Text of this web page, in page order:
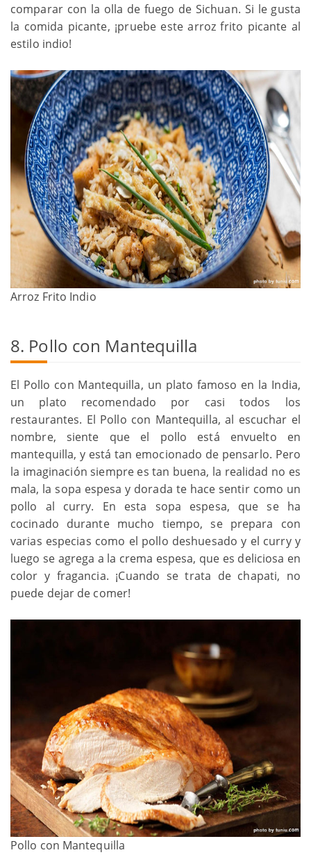
comparar con la olla de fuego de Sichuan. Si le gusta
la comida picante, ¡pruebe este arroz frito picante al
estilo indio!
Arroz Frito Indio
8. Pollo con Mantequilla
El Pollo con Mantequilla, un plato famoso en la India,
un plato recomendado por casi todos los
restaurantes. El Pollo con Mantequilla, al escuchar el
nombre, siente que el pollo está envuelto en
mantequilla, y está tan emocionado de pensarlo. Pero
la imaginación siempre es tan buena, la realidad no es
mala, la sopa espesa y dorada te hace sentir como un
pollo al curry. En esta sopa espesa, que se ha
cocinado durante mucho tiempo, se prepara con
varias especias como el pollo deshuesado y el curry y
luego se agrega a la crema espesa, que es deliciosa en
color y fragancia. ¡Cuando se trata de chapati, no
puede dejar de comer!
Pollo con Mantequilla